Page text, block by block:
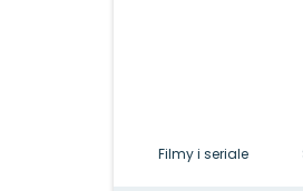
Filmy i seriale